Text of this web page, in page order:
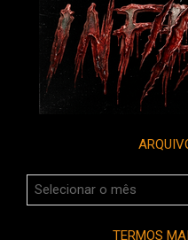
Arquivos
do
TERMOS